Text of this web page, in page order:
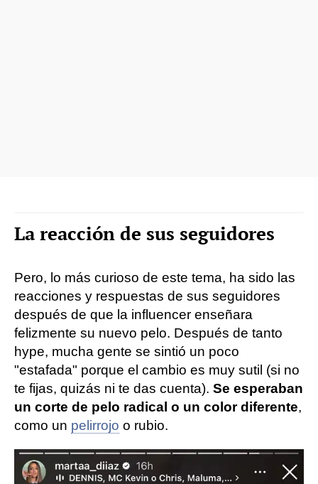
La reacción de sus seguidores
Pero, lo más curioso de este tema, ha sido las
reacciones y respuestas de sus seguidores
después de que la influencer enseñara
felizmente su nuevo pelo. Después de tanto
hype, mucha gente se sintió un poco
"estafada" porque el cambio es muy sutil (si no
te fijas, quizás ni te das cuenta). Se esperaban
un corte de pelo radical o un color diferente,
como un pelirrojo o rubio.